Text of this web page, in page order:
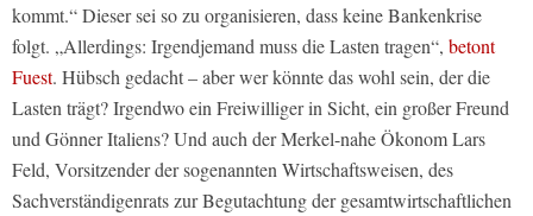
kommt.“ Dieser sei so zu organisieren, dass keine Bankenkrise
folgt. „Allerdings: Irgendjemand muss die Lasten tragen“, betont
Fuest. Hübsch gedacht – aber wer könnte das wohl sein, der die
Lasten trägt? Irgendwo ein Freiwilliger in Sicht, ein großer Freund
und Gönner Italiens? Und auch der Merkel-nahe Ökonom Lars
Feld, Vorsitzender der sogenannten Wirtschaftsweisen, des
Sachverständigenrats zur Begutachtung der gesamtwirtschaftlichen